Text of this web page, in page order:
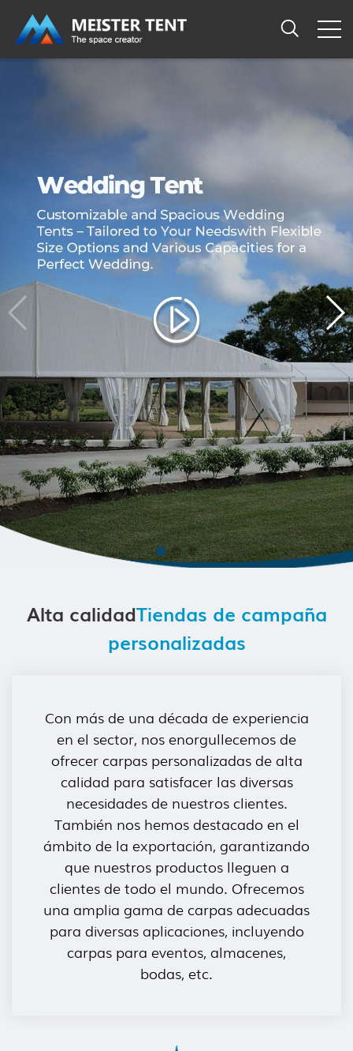
Alta calidadTiendas de campaña
personalizadas
Con más de una década de experiencia
en el sector, nos enorgullecemos de
ofrecer carpas personalizadas de alta
calidad para satisfacer las diversas
necesidades de nuestros clientes.
También nos hemos destacado en el
ámbito de la exportación, garantizando
que nuestros productos lleguen a
clientes de todo el mundo. Ofrecemos
una amplia gama de carpas adecuadas
para diversas aplicaciones, incluyendo
carpas para eventos, almacenes,
bodas, etc.